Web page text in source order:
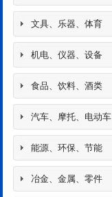
文具、乐器、体育
机电、仪器、设备
食品、饮料、酒类
汽车、摩托、电动车
能源、环保、节能
冶金、金属、零件